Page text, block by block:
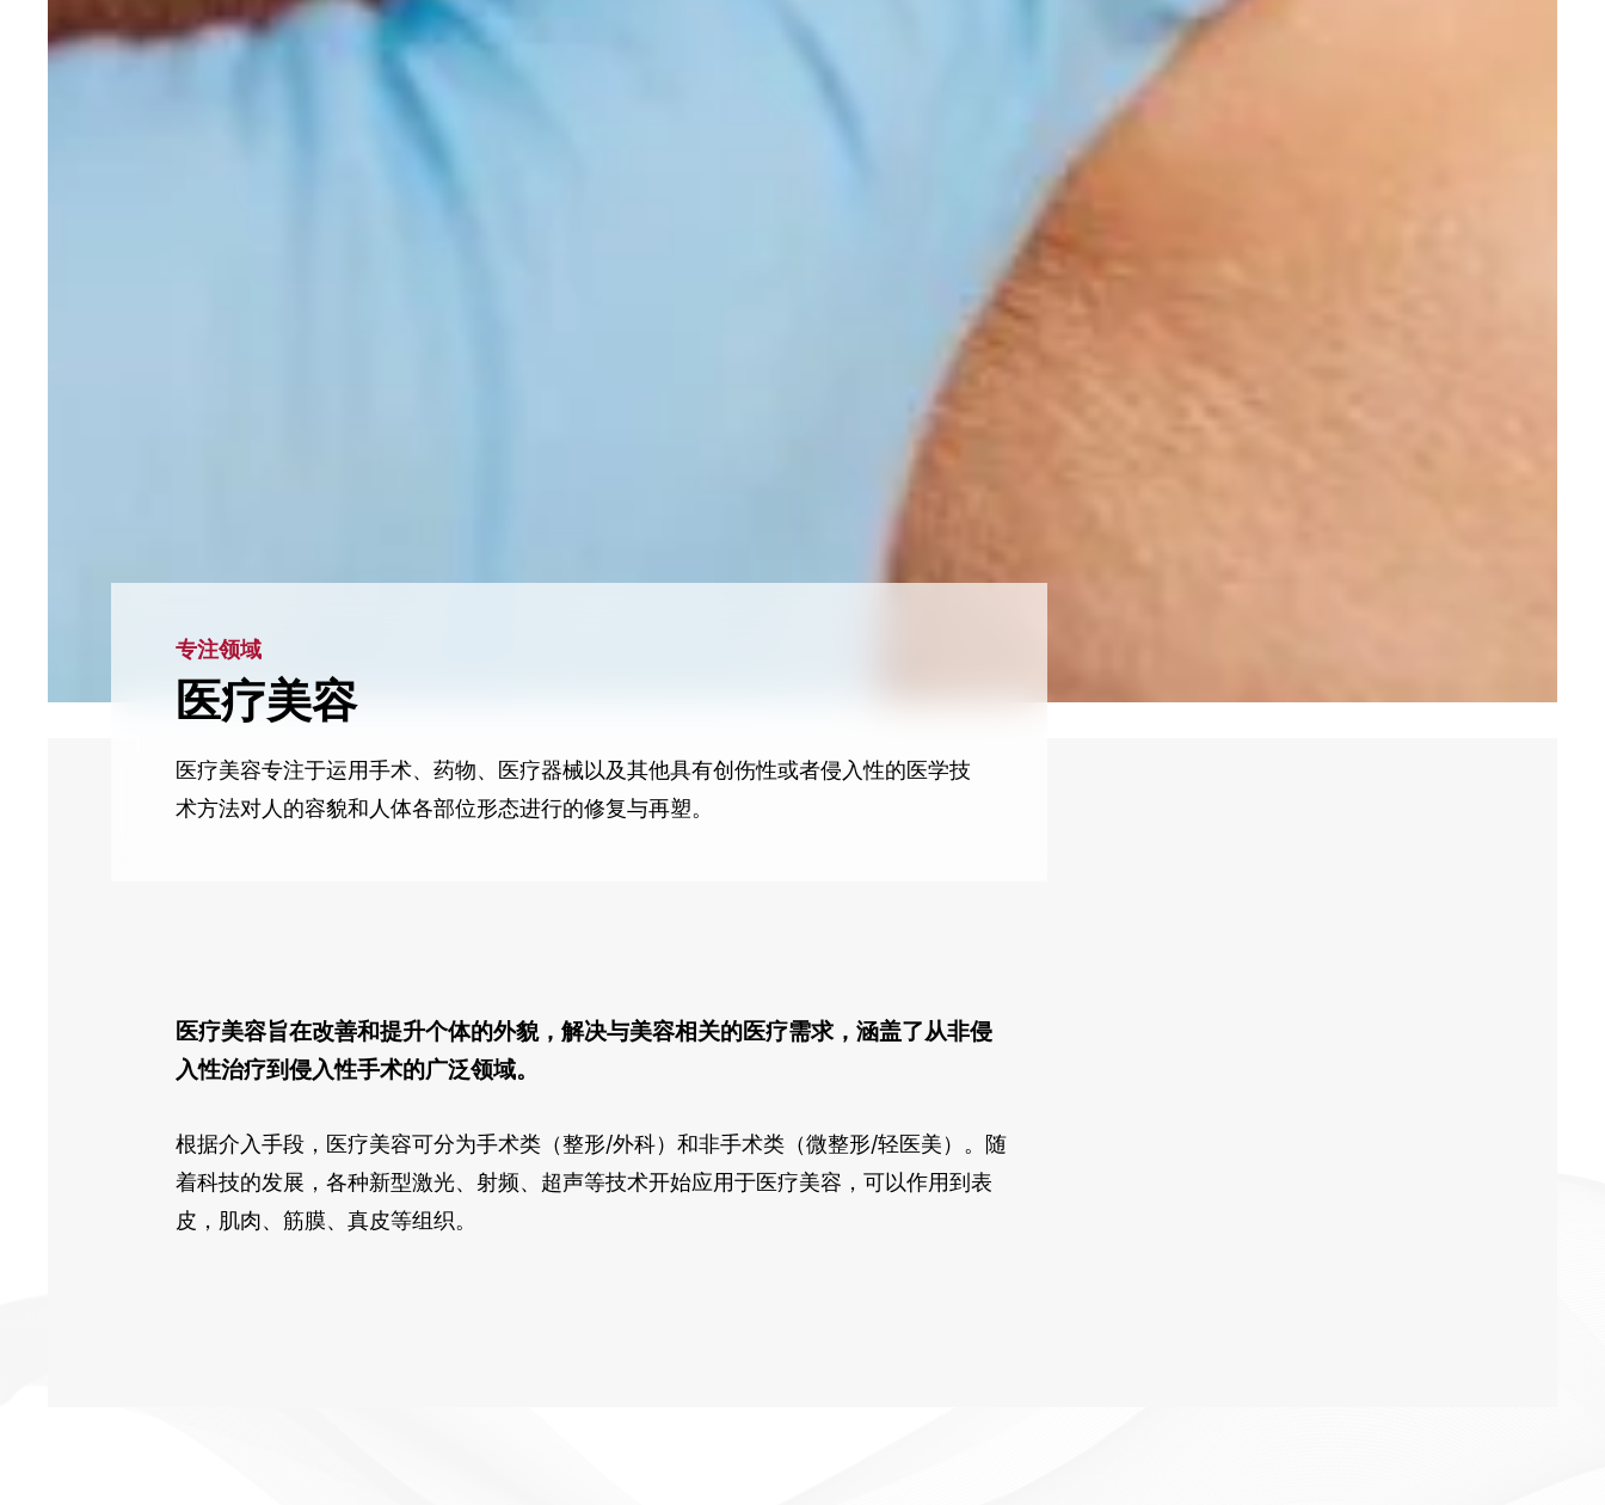
专注领域
医疗美容
医疗美容专注于运用手术、药物、医疗器械以及其他具有创伤性或者侵入性的医学技
术方法对人的容貌和人体各部位形态进行的修复与再塑。
医疗美容旨在改善和提升个体的外貌，解决与美容相关的医疗需求，涵盖了从非侵
入性治疗到侵入性手术的广泛领域。
根据介入手段，医疗美容可分为手术类（整形/外科）和非手术类（微整形/轻医美）。随
着科技的发展，各种新型激光、射频、超声等技术开始应用于医疗美容，可以作用到表
皮，肌肉、筋膜、真皮等组织。